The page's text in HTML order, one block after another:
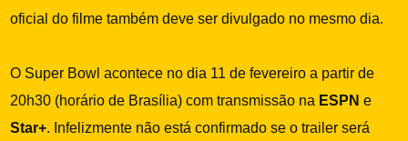
oficial do filme também deve ser divulgado no mesmo dia.
O Super Bowl acontece no dia 11 de fevereiro a partir de
20h30 (horário de Brasília) com transmissão na ESPN e
Star+. Infelizmente não está confirmado se o trailer será